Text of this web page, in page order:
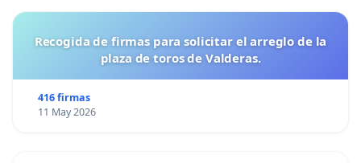
Recogida de firmas para solicitar el arreglo de la
plaza de toros de Valderas.
416 firmas
11 May 2026